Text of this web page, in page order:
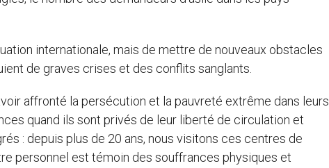
internationale, mais de mettre de nouveaux obstacles
de graves crises et des conflits sanglants.
affronté la persécution et la pauvreté extrême dans leurs
quand ils sont privés de leur liberté de circulation et
: depuis plus de 20 ans, nous visitons ces centres de
personnel est témoin des souffrances physiques et